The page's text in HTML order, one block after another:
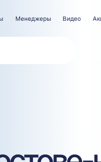
Менеджеры Видео